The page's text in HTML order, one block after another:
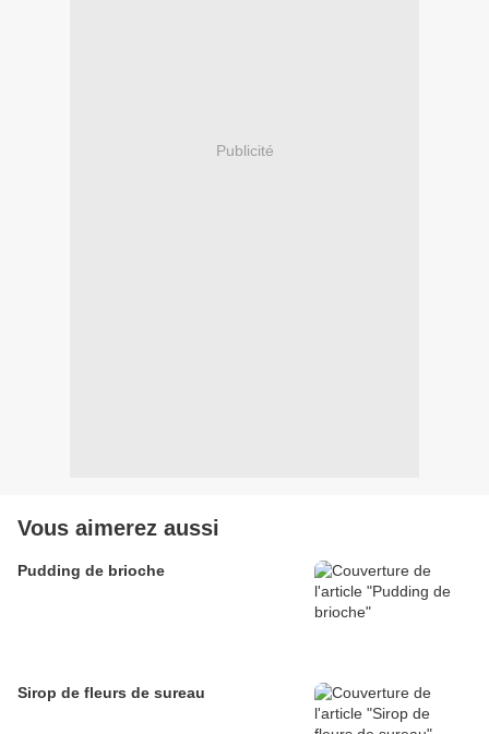
Publicité
Vous aimerez aussi
Pudding de brioche
Sirop de fleurs de sureau